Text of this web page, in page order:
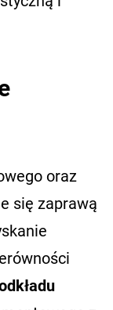
oraz
się zaprawą